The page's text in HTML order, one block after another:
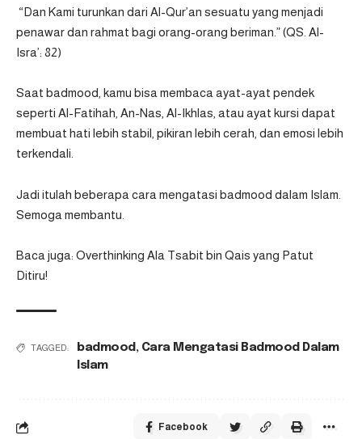
“Dan Kami turunkan dari Al-Qur’an sesuatu yang menjadi
penawar dan rahmat bagi orang-orang beriman.” (QS. Al-
Isra’: 82)
Saat badmood, kamu bisa membaca ayat-ayat pendek
seperti Al-Fatihah, An-Nas, Al-Ikhlas, atau ayat kursi dapat
membuat hati lebih stabil, pikiran lebih cerah, dan emosi lebih
terkendali.
Jadi itulah beberapa cara mengatasi badmood dalam Islam.
Semoga membantu.
Baca juga: Overthinking Ala Tsabit bin Qais yang Patut
Ditiru!
TAGGED: badmood, Cara Mengatasi Badmood Dalam
Islam
Facebook